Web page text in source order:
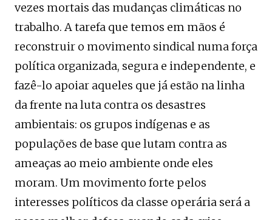
vezes mortais das mudanças climáticas no
trabalho. A tarefa que temos em mãos é
reconstruir o movimento sindical numa força
política organizada, segura e independente, e
fazê-lo apoiar aqueles que já estão na linha
da frente na luta contra os desastres
ambientais: os grupos indígenas e as
populações de base que lutam contra as
ameaças ao meio ambiente onde eles
moram. Um movimento forte pelos
interesses políticos da classe operária será a